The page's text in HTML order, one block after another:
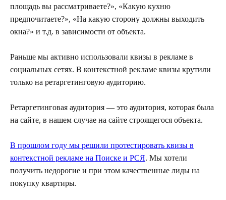
площадь вы рассматриваете?», «Какую кухню
предпочитаете?», «На какую сторону должны выходить
окна?» и т.д. в зависимости от объекта.
Раньше мы активно использовали квизы в рекламе в
социальных сетях. В контекстной рекламе квизы крутили
только на ретаргетинговую аудиторию.
Ретаргетинговая аудитория — это аудитория, которая была
на сайте, в нашем случае на сайте строящегося объекта.
В прошлом году мы решили протестировать квизы в
контекстной рекламе на Поиске и РСЯ. Мы хотели
получить недорогие и при этом качественные лиды на
покупку квартиры.